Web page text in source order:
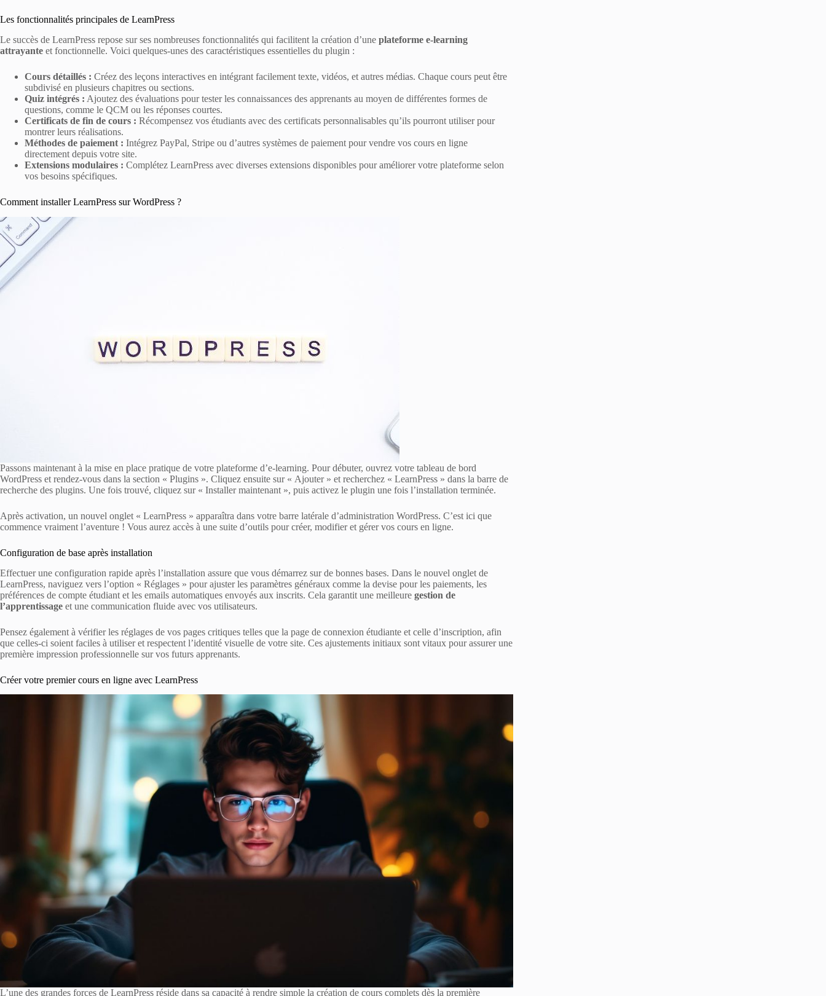
Les fonctionnalités principales de LearnPress
Le succès de LearnPress repose sur ses nombreuses fonctionnalités qui facilitent la création d’une plateforme e-learning
attrayante et fonctionnelle. Voici quelques-unes des caractéristiques essentielles du plugin :
Cours détaillés : Créez des leçons interactives en intégrant facilement texte, vidéos, et autres médias. Chaque cours peut être
subdivisé en plusieurs chapitres ou sections.
Quiz intégrés : Ajoutez des évaluations pour tester les connaissances des apprenants au moyen de différentes formes de
questions, comme le QCM ou les réponses courtes.
Certificats de fin de cours : Récompensez vos étudiants avec des certificats personnalisables qu’ils pourront utiliser pour
montrer leurs réalisations.
Méthodes de paiement : Intégrez PayPal, Stripe ou d’autres systèmes de paiement pour vendre vos cours en ligne
directement depuis votre site.
Extensions modulaires : Complétez LearnPress avec diverses extensions disponibles pour améliorer votre plateforme selon
vos besoins spécifiques.
Comment installer LearnPress sur WordPress ?
Passons maintenant à la mise en place pratique de votre plateforme d’e-learning. Pour débuter, ouvrez votre tableau de bord
WordPress et rendez-vous dans la section « Plugins ». Cliquez ensuite sur « Ajouter » et recherchez « LearnPress » dans la barre de
recherche des plugins. Une fois trouvé, cliquez sur « Installer maintenant », puis activez le plugin une fois l’installation terminée.
Après activation, un nouvel onglet « LearnPress » apparaîtra dans votre barre latérale d’administration WordPress. C’est ici que
commence vraiment l’aventure ! Vous aurez accès à une suite d’outils pour créer, modifier et gérer vos cours en ligne.
Configuration de base après installation
Effectuer une configuration rapide après l’installation assure que vous démarrez sur de bonnes bases. Dans le nouvel onglet de
LearnPress, naviguez vers l’option « Réglages » pour ajuster les paramètres généraux comme la devise pour les paiements, les
préférences de compte étudiant et les emails automatiques envoyés aux inscrits. Cela garantit une meilleure gestion de
l’apprentissage et une communication fluide avec vos utilisateurs.
Pensez également à vérifier les réglages de vos pages critiques telles que la page de connexion étudiante et celle d’inscription, afin
que celles-ci soient faciles à utiliser et respectent l’identité visuelle de votre site. Ces ajustements initiaux sont vitaux pour assurer une
première impression professionnelle sur vos futurs apprenants.
Créer votre premier cours en ligne avec LearnPress
L’une des grandes forces de LearnPress réside dans sa capacité à rendre simple la création de cours complets dès la première